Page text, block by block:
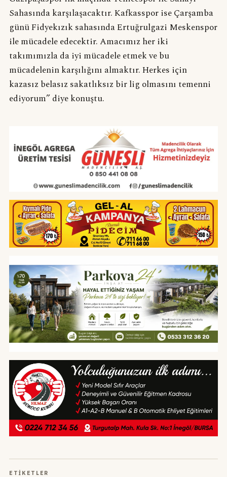
Sahasında karşılaşacaktır. Kafkasspor ise Çarşamba
günü Fidyekızık sahasında Ertuğrulgazi Meskenspor
ile mücadele edecektir. Amacımız her iki
takımımızla da iyi mücadele etmek ve bu
mücadelenin karşılığını almaktır. Herkes için
kazasız belasız sakatlıksız bir lig olmasını temenni
ediyorum” diye konuştu.
ETIKETLER